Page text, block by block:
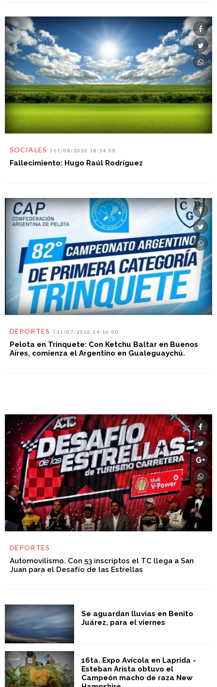
SOCIALES 01/08/2026 18:34:00
Fallecimiento: Hugo Raúl Rodríguez
DEPORTES 31/07/2026 14:16:00
Pelota en Trinquete: Con Ketchu Baltar en Buenos
Aires, comienza el Argentino en Gualeguaychú.
DEPORTES
Automovilismo. Con 53 inscriptos el TC llega a San
Juan para el Desafío de las Estrellas
Se aguardan lluvias en Benito
Juárez, para el viernes
16ta. Expo Avícola en Laprida -
Esteban Arista obtuvo el
Campeón macho de raza New